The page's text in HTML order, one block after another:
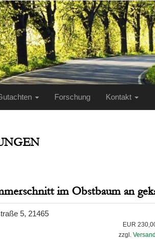
Forschung Kontakt
im Obstbaum an
5, 21465
EUR
zzgl.